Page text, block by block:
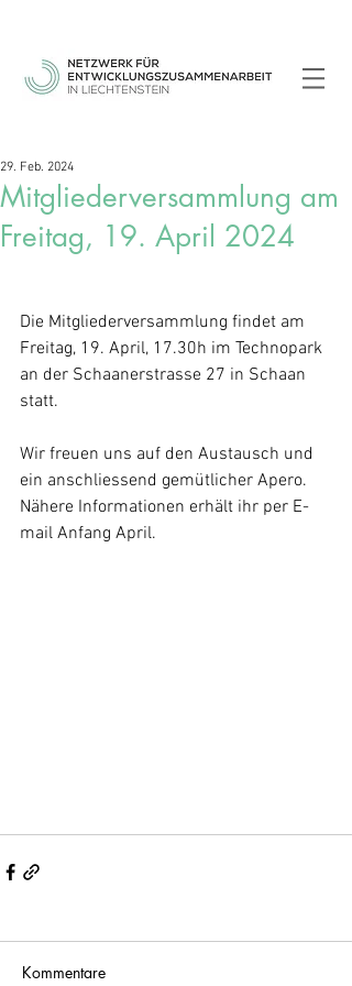
Mitgliederversammlung am
Freitag, 19. April 2024
29. Feb. 2024
Die Mitgliederversammlung findet am
Freitag, 19. April, 17.30h im Technopark
an der Schaanerstrasse 27 in Schaan
statt.
Wir freuen uns auf den Austausch und
ein anschliessend gemütlicher Apero.
Nähere Informationen erhält ihr per E-
mail Anfang April.
Kommentare